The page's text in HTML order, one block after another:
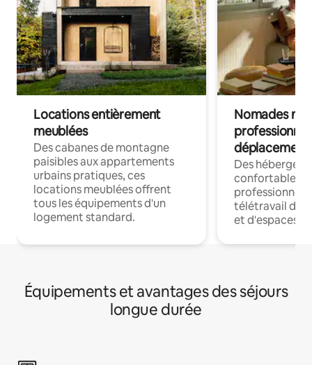
Locations entièrement
meublées
Des cabanes de montagne
paisibles aux appartements
urbains pratiques, ces
locations meublées offrent
tous les équipements d'un
logement standard.
Nomades
déplacement
Des
confortables
professionnels
télétravail
et d'espaces
Équipements et avantages des séjours
longue durée